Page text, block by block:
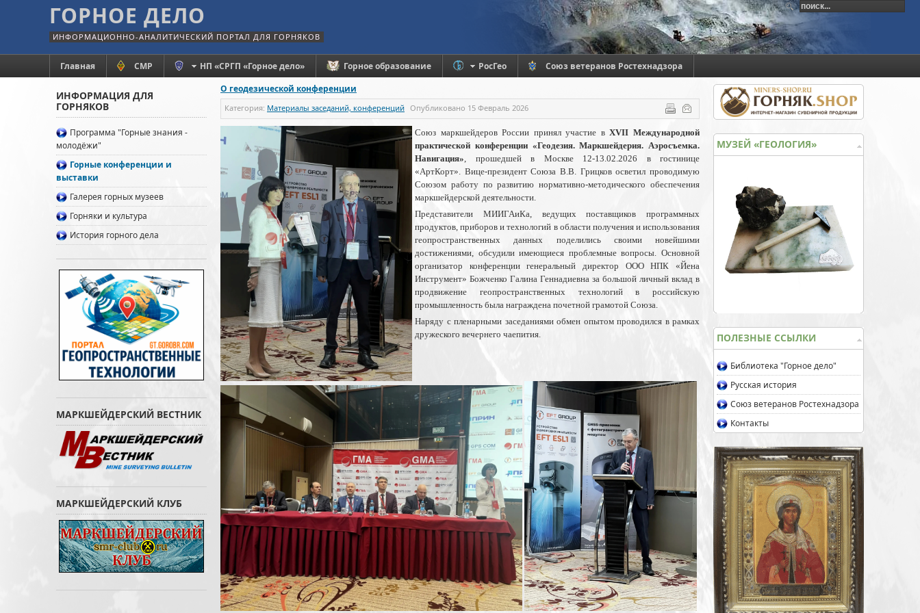
ГОРНОЕ ДЕЛО
ИНФОРМАЦИОННО-АНАЛИТИЧЕСКИЙ ПОРТАЛ ДЛЯ ГОРНЯКОВ
Главная СМР НП «СРГП «Горное дело» Горное образование РосГео
Союз ветеранов Ростехнадзора
О геодезической конференции
Категория: Материалы заседаний, конференций Опубликовано 15 Февраль 2026
Союз маркшейдеров России принял участие вXVII Международной
практической конференции «Геодезия. Маркшейдерия. Аэросъемка.
Навигация», прошедшей в Москве 12-13.02.2026 в гостинице
«АртКорт». Вице-президент Союза В.В. Грицков осветил проводимую
Союзом работу по развитию нормативно-методического обеспечения
маркшейдерской деятельности.
Представители МИИГАиКа, ведущих поставщиков программных
продуктов, приборов и технологий в области получения и использования
геопространственных данных поделились своими новейшими
достижениями, обсудили имеющиеся проблемные вопросы. Основной
организатор конференции генеральный директор ООО НПК «Йена
Инструмент» Божченко Галина Геннадиевна за большой личный вклад в
продвижение геопространственных технологий в российскую
промышленность была награждена почетной грамотой Союза.
Наряду с пленарными заседаниями обмен опытом проводился в рамках
дружеского вечернего чаепития.
ИНФОРМАЦИЯ ДЛЯ
ГОРНЯКОВ
Программа "Горные знания -
молодёжи"
Горные конференции и
выставки
Галерея горных музеев
Горняки и культура
История горного дела
МАРКШЕЙДЕРСКИЙ ВЕСТНИК
МАРКШЕЙДЕРСКИЙ КЛУБ
МУЗЕЙ «ГЕОЛОГИЯ»
ПОЛЕЗНЫЕ ССЫЛКИ
Библиотека "Горное дело"
Русская история
Союз ветеранов Ростехнадзора
Контакты